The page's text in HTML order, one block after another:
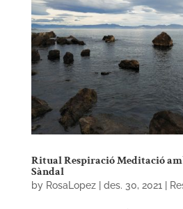
Ritual Respiració Meditació
Sàndal
by RosaLopez| des. 30, 2021 |